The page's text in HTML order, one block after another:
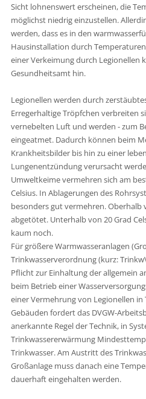
Sicht lohnenswert erscheinen, die
möglichst niedrig einzustellen.
werden, dass es in den
Hausinstallation durch
einer Verkeimung durch Legionellen
Gesundheitsamt hin.
Legionellen werden durch
Erregerhaltige Tröpfchen verbreiten
vernebelten Luft und werden - zum
eingeatmet. Dadurch können beim
Krankheitsbilder bis hin zu einer
Lungenentzündung verursacht
Umweltkeime vermehren sich am
Celsius. In Ablagerungen des
besonders gut vermehren. Oberhalb
abgetötet. Unterhalb von 20 Grad
kaum noch.
Für größere Warmwasseranlagen
Trinkwasserverordnung (kurz:
Pflicht zur Einhaltung der allgemein
beim Betrieb einer
einer Vermehrung von Legionellen
Gebäuden fordert das DVGW-
anerkannte Regel der Technik, in
Trinkwassererwärmung
Trinkwasser. Am Austritt des
Großanlage muss danach eine
dauerhaft eingehalten werden.